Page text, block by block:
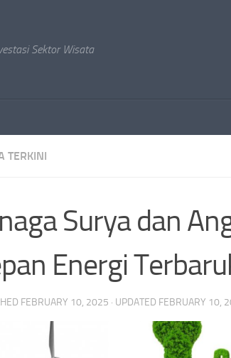
Sektor Wisata
TERKINI
Surya dan
Energi
FEBRUARY 10, 2025 · UPDATED FEBRUARY 10,